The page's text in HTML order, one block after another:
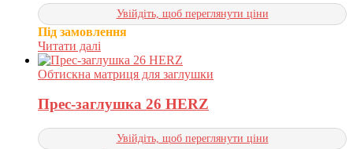
Увійдіть, щоб переглянути ціни
Під замовлення
Читати далі
Обтискна матриця для заглушки
Прес-заглушка 26 HERZ
Увійдіть, щоб переглянути ціни